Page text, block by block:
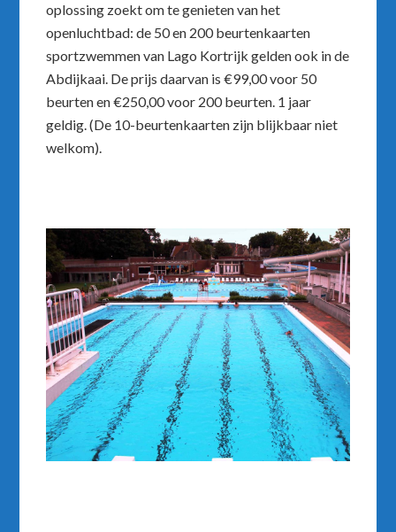
oplossing zoekt om te genieten van het
openluchtbad: de 50 en 200 beurtenkaarten
sportzwemmen van Lago Kortrijk gelden ook in de
Abdijkaai. De prijs daarvan is €99,00 voor 50
beurten en €250,00 voor 200 beurten. 1 jaar
geldig. (De 10-beurtenkaarten zijn blijkbaar niet
welkom).